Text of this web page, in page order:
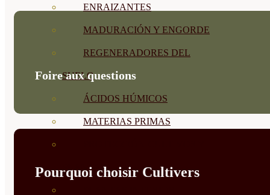
ENRAIZANTES
MADURACIÓN Y ENGORDE
REGENERADORES DEL
SUELO
ÁCIDOS HÚMICOS
MATERIAS PRIMAS
PLANTAS
Foire aux questions
Pourquoi choisir Cultivers